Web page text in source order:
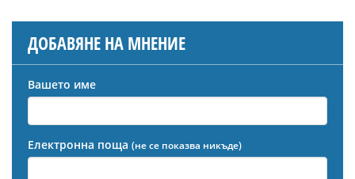
ДОБАВЯНЕ НА МНЕНИЕ
Вашето име
Електронна поща (не се показва никъде)